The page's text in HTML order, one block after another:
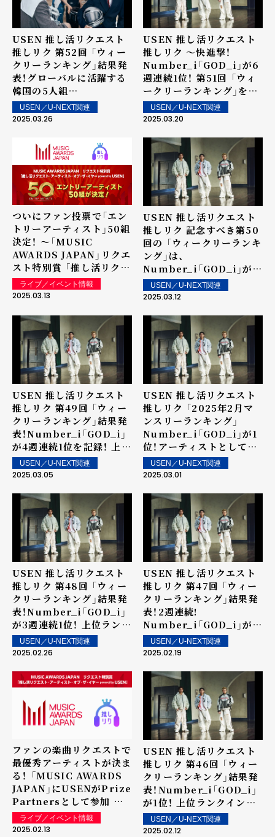
USEN 推し活リクエスト
推しリク 第52回 「ウィー
クリーランキング」結果発
表！グローバルに活躍する
韓国の5人組
TOMORROW X
TOGETHER「Over The
得！ 上位ランクイン楽曲は
街中・店内で配信！
USEN／U-NEXT関連
2025.03.26
USEN 推し活リクエスト
推しリク ～快進撃！
Number_i「GOD_i」が6
週連続1位！ 第51回 「ウィ
ークリーランキング」を発
表～ 上位ランクイン楽曲
は街中・店内で配信！
USEN／U-NEXT関連
2025.03.20
ついにファン投票で「エン
トリーアーティスト」50組
決定！ ～「MUSIC
AWARDS JAPAN」リクエ
スト特別賞 「推し活リクエ
スト・アーティスト・オブ・
ザ・イヤー powered by
ライブ／イベント情報
2025.03.13
USEN 推し活リクエスト
推しリク 記念すべき第50
回の 「ウィークリーランキ
ング」は、
Number_i「GOD_i」が5
週連続1位を記録！ 上位ラ
ンクイン楽曲は街中・店内
USEN／U-NEXT関連
2025.03.12
USEN 推し活リクエスト
推しリク 第49回 「ウィー
クリーランキング」結果発
表！Number_i「GOD_i」
が4週連続1位を記録！ 上位
ランクイン楽曲は街中・店
内で配信！
USEN／U-NEXT関連
2025.03.05
USEN 推し活リクエスト
推しリク 「2025年2月マ
ンスリーランキング」
Number_i「GOD_i」が1
位！アーティストとしては
3か月連続の1位を記録！
USEN／U-NEXT関連
2025.03.01
USEN 推し活リクエスト
推しリク 第48回 「ウィー
クリーランキング」結果発
表！Number_i「GOD_i」
が3週連続1位！ 上位ランク
イン楽曲は街中・店内で配
信！
USEN／U-NEXT関連
2025.02.26
USEN 推し活リクエスト
推しリク 第47回 「ウィー
クリーランキング」結果発
表！2週連続!
Number_i「GOD_i」が1
位！ 上位ランクイン楽曲は
街中・店内で配信！
USEN／U-NEXT関連
2025.02.19
ファンの楽曲リクエストで
最優秀アーティストが決ま
る！ 「MUSIC AWARDS
JAPAN」にUSENがPrize
Partnersとして参加 リ
クエスト特別賞「推し活リ
クエスト・アーティスト・
ライブ／イベント情報
2025.02.13
USEN 推し活リクエスト
推しリク 第46回 「ウィー
クリーランキング」結果発
表！Number_i「GOD_i」
が1位！ 上位ランクイン楽
曲は街中・店内で配信！
USEN／U-NEXT関連
2025.02.12